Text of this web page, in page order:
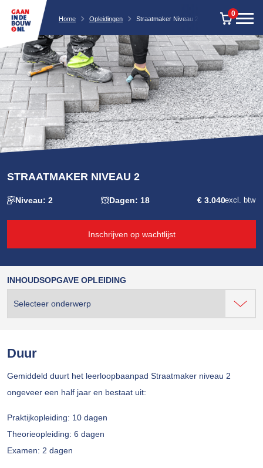
0
Home Opleidingen Straatmaker Niveau 2
STRAATMAKER NIVEAU 2
Niveau: 2 Dagen: 18 € 3.040excl. btw
Inschrijven op wachtlijst
INHOUDSOPGAVE OPLEIDING
Duur
Gemiddeld duurt het leerloopbaanpad Straatmaker niveau 2
ongeveer een half jaar en bestaat uit:
Praktijkopleiding: 10 dagen
Theorieopleiding: 6 dagen
Examen: 2 dagen